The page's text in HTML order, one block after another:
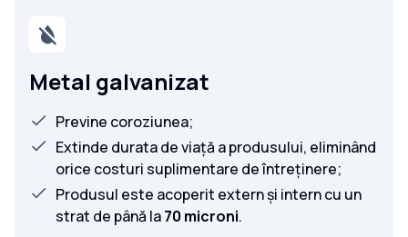
Metal galvanizat
Previne coroziunea;
Extinde durata de viață a produsului, eliminând
orice costuri suplimentare de întreținere;
Produsul este acoperit extern și intern cu un
strat de până la70 microni.